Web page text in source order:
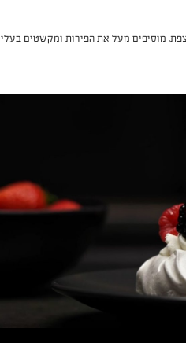
מוסיפים מעל את הפירות ומקשטים בעלי